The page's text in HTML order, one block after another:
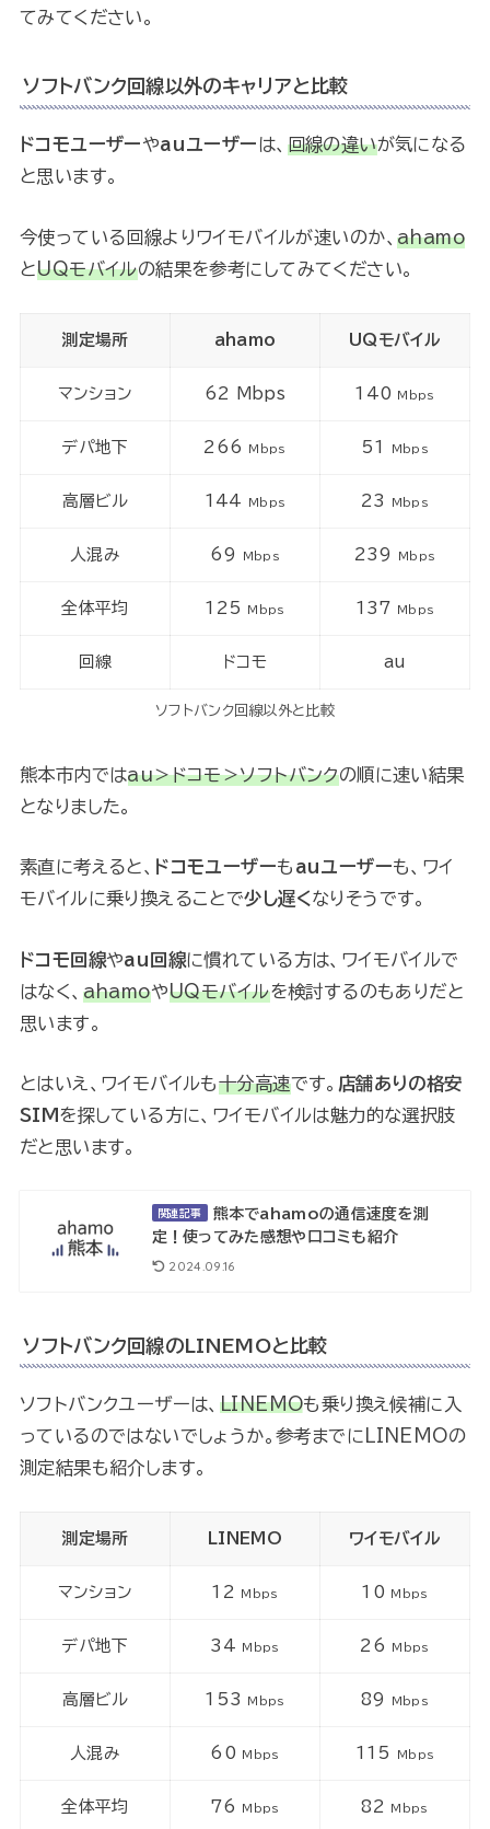
てみてください。
ソフトバンク回線以外のキャリアと比較
ドコモユーザーやauユーザーは、 回線の違いが気になる
と思います。
今使っている回線よりワイモバイルが速いのか、 ahamo
とUQモバイルの結果を参考にしてみてください。
測定場所 ahamo UQモバイル
マンション 62 Mbps 140 Mbps
デパ地下 266 Mbps 51 Mbps
高層ビル 144 Mbps 23 Mbps
人混み 69 Mbps 239 Mbps
全体平均 125 Mbps 137 Mbps
回線 ドコモ au
ソフトバンク回線以外と比較
熊本市内ではau＞ドコモ＞ソフトバンクの順に速い結果
となりました。
素直に考えると、 ドコモユーザーも auユーザーも、ワイ
モバイルに乗り換えることで少し遅くなりそうです。
ドコモ回線やau回線に慣れている方は、ワイモバイルで
はなく、 ahamoやUQモバイルを検討するのもありだと
思います。
とはいえ、ワイモバイルも十分高速です。 店舗ありの格安
SIM を探している方に、ワイモバイルは魅力的な選択肢
だと思います。
関連記事
熊本でahamoの通信速度を測
定！使ってみた感想や口コミも紹介
2024.09.16
ソフトバンク回線のLINEMOと比較
ソフトバンクユーザーは、 LINEMOも乗り換え候補に入
っているのではないでしょうか。参考までにLINEMOの
測定結果も紹介します。
測定場所 LINEMO ワイモバイル
マンション 12 Mbps 10 Mbps
デパ地下 34 Mbps 26 Mbps
高層ビル 153 Mbps 89 Mbps
人混み 60 Mbps 115 Mbps
全体平均 76 Mbps 82 Mbps